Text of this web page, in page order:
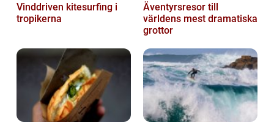
Vinddriven kitesurfing i
tropikerna
Äventyrsresor till
världens mest dramatiska
grottor